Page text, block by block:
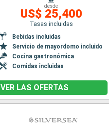
desde
US$ 25,400
Tasas incluidas
Bebidas incluidas
Servicio de mayordomo incluido
Cocina gastronómica
Comidas incluidas
VER LAS OFERTAS